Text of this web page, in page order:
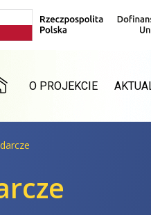
GŁÓWNA
O PROJEKCIE